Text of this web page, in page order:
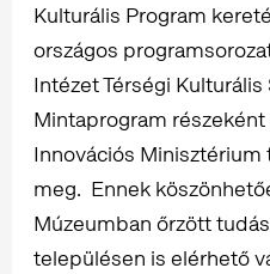
Kulturális Program
országos
Intézet Térségi
Mintaprogram részeként
Innovációs Minisztérium
meg. Ennek
Múzeumban őrzött
településen is elérhető